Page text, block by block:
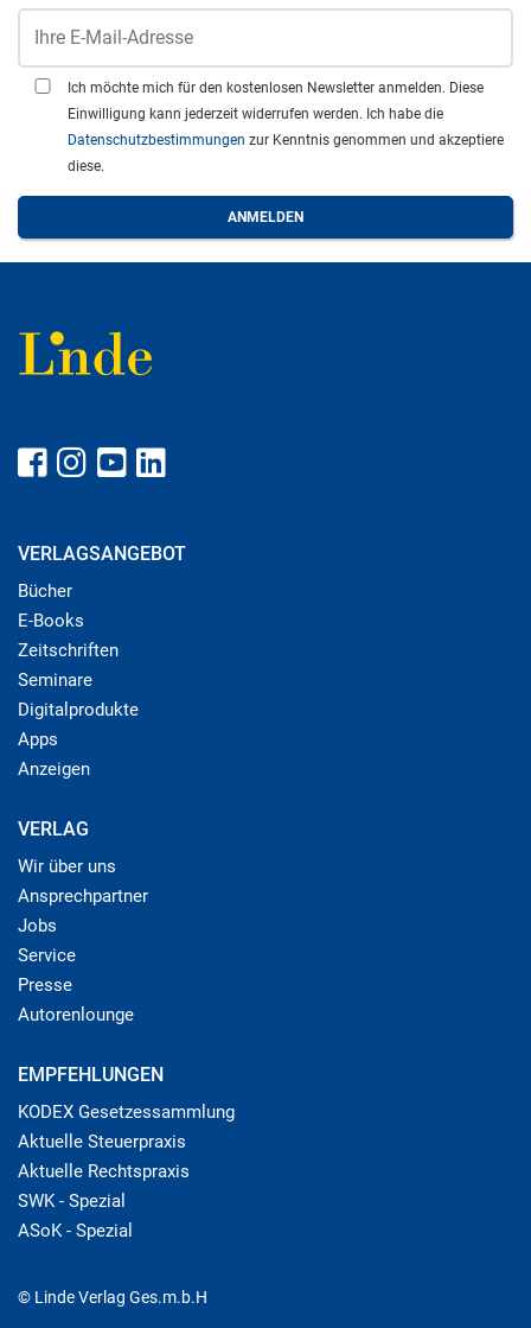
Ich möchte mich für den kostenlosen Newsletter anmelden. Diese
Einwilligung kann jederzeit widerrufen werden. Ich habe die
Datenschutzbestimmungen zur Kenntnis genommen und akzeptiere
diese.
VERLAGSANGEBOT
Bücher
E-Books
Zeitschriften
Seminare
Digitalprodukte
Apps
Anzeigen
VERLAG
Wir über uns
Ansprechpartner
Jobs
Service
Presse
Autorenlounge
EMPFEHLUNGEN
KODEX Gesetzessammlung
Aktuelle Steuerpraxis
Aktuelle Rechtspraxis
SWK - Spezial
ASoK - Spezial
© Linde Verlag Ges.m.b.H